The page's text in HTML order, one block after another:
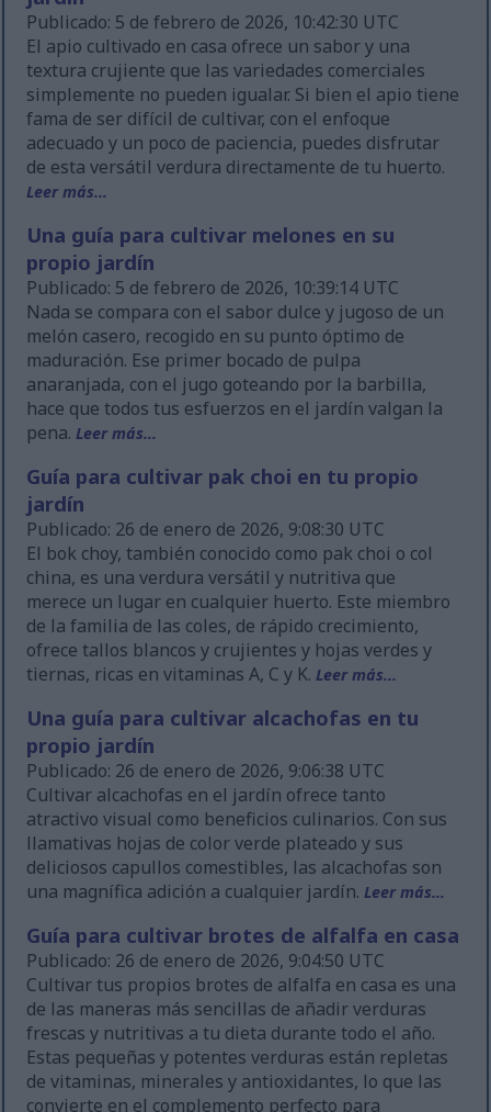
Publicado: 5 de febrero de 2026, 10:42:30 UTC
El apio cultivado en casa ofrece un sabor y una
textura crujiente que las variedades comerciales
simplemente no pueden igualar. Si bien el apio tiene
fama de ser difícil de cultivar, con el enfoque
adecuado y un poco de paciencia, puedes disfrutar
de esta versátil verdura directamente de tu huerto.
Leer más...
Una guía para cultivar melones en su
propio jardín
Publicado: 5 de febrero de 2026, 10:39:14 UTC
Nada se compara con el sabor dulce y jugoso de un
melón casero, recogido en su punto óptimo de
maduración. Ese primer bocado de pulpa
anaranjada, con el jugo goteando por la barbilla,
hace que todos tus esfuerzos en el jardín valgan la
pena.Leer más...
Guía para cultivar pak choi en tu propio
jardín
Publicado: 26 de enero de 2026, 9:08:30 UTC
El bok choy, también conocido como pak choi o col
china, es una verdura versátil y nutritiva que
merece un lugar en cualquier huerto. Este miembro
de la familia de las coles, de rápido crecimiento,
ofrece tallos blancos y crujientes y hojas verdes y
tiernas, ricas en vitaminas A, C y K.Leer más...
Una guía para cultivar alcachofas en tu
propio jardín
Publicado: 26 de enero de 2026, 9:06:38 UTC
Cultivar alcachofas en el jardín ofrece tanto
atractivo visual como beneficios culinarios. Con sus
llamativas hojas de color verde plateado y sus
deliciosos capullos comestibles, las alcachofas son
una magnífica adición a cualquier jardín.Leer más...
Guía para cultivar brotes de alfalfa en casa
Publicado: 26 de enero de 2026, 9:04:50 UTC
Cultivar tus propios brotes de alfalfa en casa es una
de las maneras más sencillas de añadir verduras
frescas y nutritivas a tu dieta durante todo el año.
Estas pequeñas y potentes verduras están repletas
de vitaminas, minerales y antioxidantes, lo que las
convierte en el complemento perfecto para